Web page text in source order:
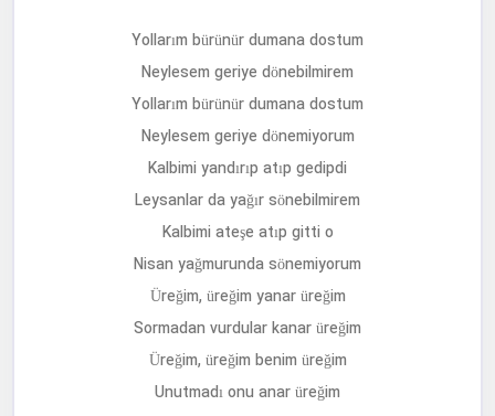
Yollarım bürünür dumana dostum
Neylesem geriye dönebilmirem
Yollarım bürünür dumana dostum
Neylesem geriye dönemiyorum
Kalbimi yandırıp atıp gedipdi
Leysanlar da yağır sönebilmirem
Kalbimi ateşe atıp gitti o
Nisan yağmurunda sönemiyorum
Üreğim, üreğim yanar üreğim
Sormadan vurdular kanar üreğim
Üreğim, üreğim benim üreğim
Unutmadı onu anar üreğim